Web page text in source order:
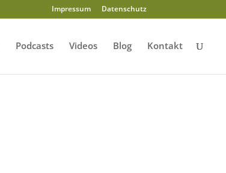
Impressum Datenschutz
Podcasts Videos Blog Kontakt